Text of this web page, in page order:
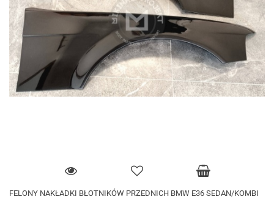
FELONY NAKŁADKI BŁOTNIKÓW PRZEDNICH BMW E36 SEDAN/KOMBI